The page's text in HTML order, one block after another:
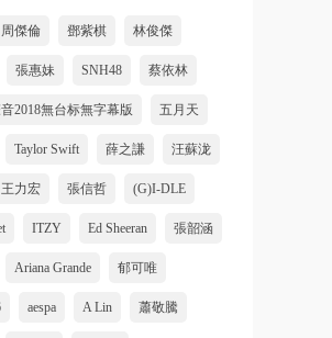
周傑倫 鄧紫棋 林俊傑
張惠妹 SNH48 蔡依林
2018無台标無字幕版 五月天
Taylor Swift 薛之謙 汪蘇泷
王力宏 張信哲 (G)I-DLE
ITZY Ed Sheeran 張韶涵
Ariana Grande 郁可唯
aespa A Lin 蕭敬騰